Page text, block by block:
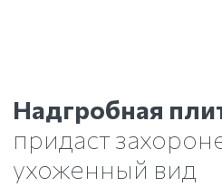
Надгробная
придаст
ухоженный вид